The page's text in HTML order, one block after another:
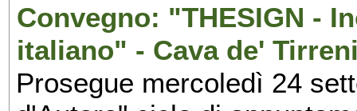
Convegno: "THESIGN -
italiano" - Cava de'
Prosegue mercoledì 24